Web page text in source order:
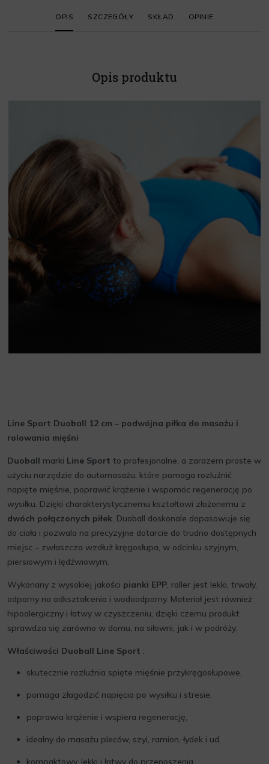
OPIS SZCZEGÓŁY SKŁAD OPINIE
Opis produktu
Line Sport Duoball 12 cm – podwójna piłka do masażu i
rolowania mięśni
Duoball marki Line Sport to profesjonalne, a zarazem proste w
użyciu narzędzie do automasażu, które pomaga rozluźnić
napięte mięśnie, poprawić krążenie i wspomóc regenerację po
wysiłku. Dzięki charakterystycznemu kształtowi złożonemu z
dwóch połączonych piłek, Duoball doskonale dopasowuje się
do ciała i pozwala na precyzyjne dotarcie do trudno dostępnych
miejsc – zwłaszcza wzdłuż kręgosłupa, w odcinku szyjnym,
piersiowym i lędźwiowym.
Wykonany z wysokiej jakości pianki EPP, roller jest lekki, trwały,
odporny na odkształcenia i wodoodporny. Materiał jest również
hipoalergiczny i łatwy w czyszczeniu, dzięki czemu produkt
sprawdza się zarówno w domu, na siłowni, jak i w podróży.
Właściwości Duoball Line Sport :
skutecznie rozluźnia spięte mięśnie przykręgosłupowe,
pomaga złagodzić napięcia po wysiłku i stresie,
poprawia krążenie i wspiera regenerację,
idealny do masażu pleców, szyi, ramion, łydek i ud,
kompaktowy, lekki i łatwy do przenoszenia,